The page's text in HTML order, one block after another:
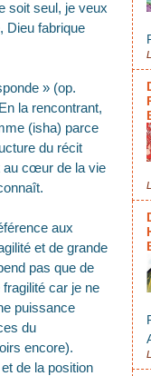
soit seul, je veux
Dieu fabrique
» (op.
la rencontrant,
(isha) parce
du récit
au cœur de la vie
aux
et de grande
pas que de
car je ne
puissance
du
encore).
de la position